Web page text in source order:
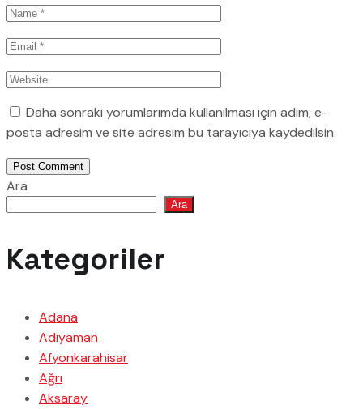
Daha sonraki yorumlarımda kullanılması için adım, e-
posta adresim ve site adresim bu tarayıcıya kaydedilsin.
Post Comment
Ara
Ara
Kategoriler
Adana
Adıyaman
Afyonkarahisar
Ağrı
Aksaray